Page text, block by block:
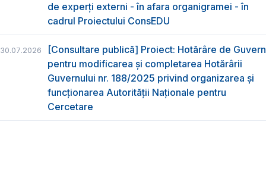
de experți externi - în afara organigramei - în
cadrul Proiectului ConsEDU
30.07.2026
[Consultare publică] Proiect: Hotărâre de Guvern
pentru modificarea și completarea Hotărârii
Guvernului nr. 188/2025 privind organizarea şi
funcţionarea Autorităţii Naţionale pentru
Cercetare